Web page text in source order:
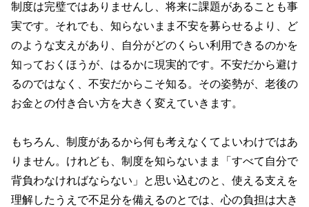
制度は完璧ではありませんし、将来に課題があることも事
実です。それでも、知らないまま不安を募らせるより、ど
のような支えがあり、自分がどのくらい利用できるのかを
知っておくほうが、はるかに現実的です。不安だから避け
るのではなく、不安だからこそ知る。その姿勢が、老後の
お金との付き合い方を大きく変えていきます。
もちろん、制度があるから何も考えなくてよいわけではあ
りません。けれども、制度を知らないまま「すべて自分で
背負わなければならない」と思い込むのと、使える支えを
理解したうえで不足分を備えるのとでは、心の負担は大き